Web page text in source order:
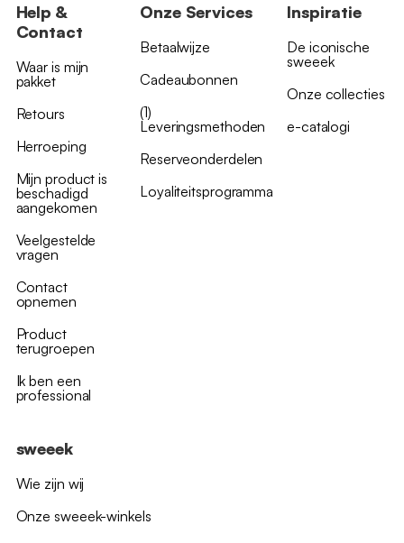
Help &
Contact
Waar is mijn
pakket
Retours
Herroeping
Mijn product is
beschadigd
aangekomen
Veelgestelde
vragen
Contact
opnemen
Product
terugroepen
Ik ben een
professional
Onze Services
Betaalwijze
Cadeaubonnen
(1)
Leveringsmethoden
Reserveonderdelen
Loyaliteitsprogramma
Inspiratie
De iconische
sweeek
Onze collecties
e-catalogi
sweeek
Wie zijn wij
Onze sweeek-winkels